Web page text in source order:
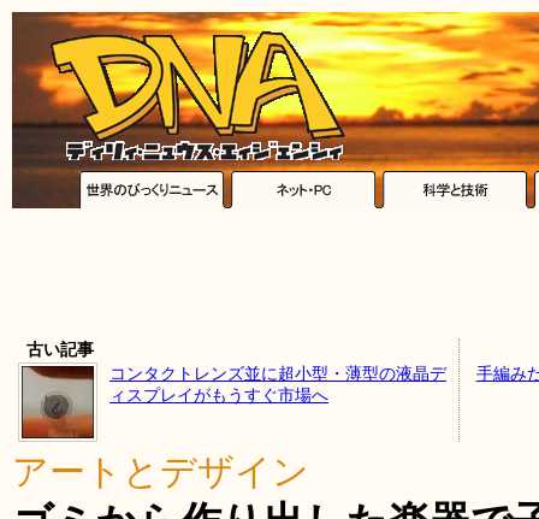
古い記事
コンタクトレンズ並に超小型・薄型の液晶デ
ィスプレイがもうすぐ市場へ
手編み
アートとデザイン